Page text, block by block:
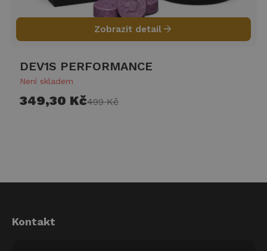
Zobrazit detailarrow_forward
DEV1S PERFORMANCE
Není skladem
349,30 Kč499 Kč
Kontakt